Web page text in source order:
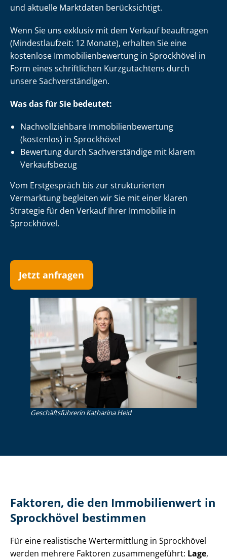
und aktuelle Marktdaten berücksichtigt.
Wenn Sie uns exklusiv mit dem Verkauf beauftragen
(Mindestlaufzeit: 12 Monate), erhalten Sie eine
kostenlose Im­mo­bi­li­en­be­wer­tung in Sprockhövel in
Form eines schriftlichen Kurzgutachtens durch
unsere Sach­ver­stän­di­gen.
Was das für Sie bedeutet:
Nach­voll­zieh­ba­re Im­mo­bi­li­en­be­wer­tung
(kostenlos) in Sprockhövel
Bewertung durch Sachverständige mit klarem
Verkaufsbezug
Vom Erstgespräch bis zur strukturierten
Vermarktung begleiten wir Sie mit einer klaren
Strategie für den Verkauf Ihrer Immobilie in
Sprockhövel.
Jetzt anfragen
Ge­schäfts­füh­re­rin Katharina Heid
Faktoren, die den Immobilienwert in
Sprockhövel bestimmen
Für eine realistische Wertermittlung in Sprockhövel
werden mehrere Faktoren zusammengeführt: Lage,